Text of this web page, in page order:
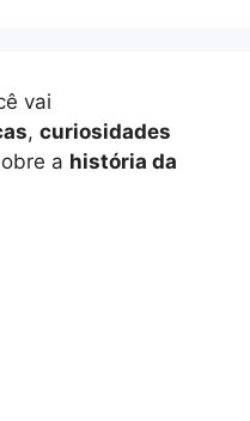
vai
, curiosidades
a história da